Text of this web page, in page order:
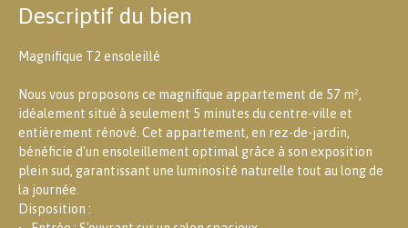
Descriptif du bien
Magnifique T2 ensoleillé
Nous vous proposons ce magnifique appartement de 57 m²,
idéalement situé à seulement 5 minutes du centre-ville et
entièrement rénové. Cet appartement, en rez-de-jardin,
bénéficie d'un ensoleillement optimal grâce à son exposition
plein sud, garantissant une luminosité naturelle tout au long de
la journée.
Disposition :